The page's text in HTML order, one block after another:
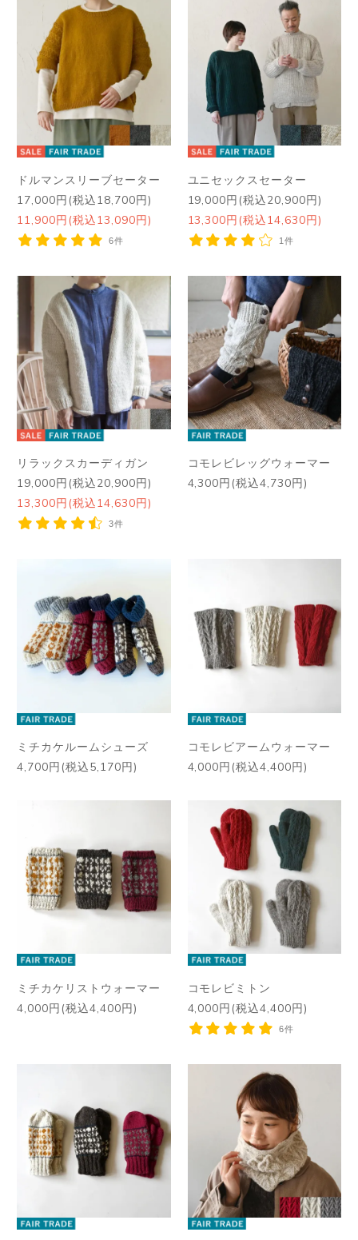
ドルマンスリーブセーター
17,000円(税込18,700円)
11,900円(税込13,090円)
6件
ユニセックスセーター
19,000円(税込20,900円)
13,300円(税込14,630円)
1件
リラックスカーディガン
19,000円(税込20,900円)
13,300円(税込14,630円)
3件
コモレビレッグウォーマー
4,300円(税込4,730円)
ミチカケルームシューズ
4,700円(税込5,170円)
コモレビアームウォーマー
4,000円(税込4,400円)
ミチカケリストウォーマー
4,000円(税込4,400円)
コモレビミトン
4,000円(税込4,400円)
6件